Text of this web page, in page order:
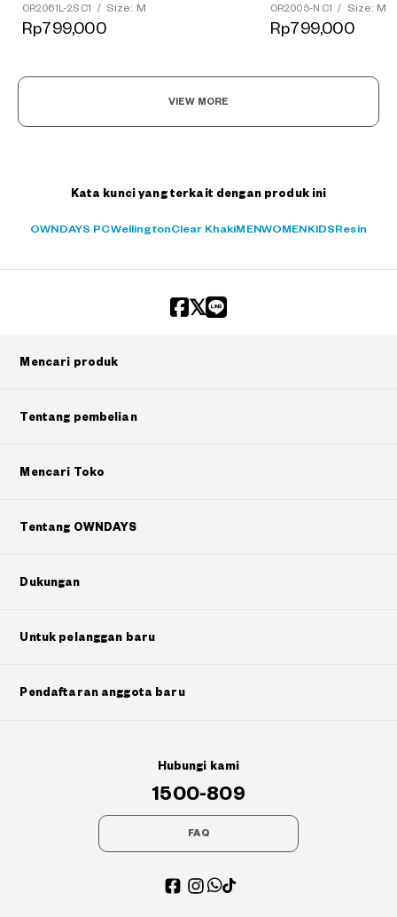
OR2061L-2S C1 / Size: M
Rp799,000
OR2005-N C1 / Size: M
Rp799,000
VIEW MORE
Kata kunci yang terkait dengan produk ini
OWNDAYS PCWellingtonClear KhakiMENWOMEN KIDS Resin
Mencari produk
Tentang pembelian
Mencari Toko
Tentang OWNDAYS
Dukungan
Untuk pelanggan baru
Pendaftaran anggota baru
Hubungi kami
1500-809
FAQ